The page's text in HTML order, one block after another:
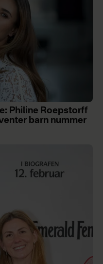
Philine Roepstorff
barn nummer